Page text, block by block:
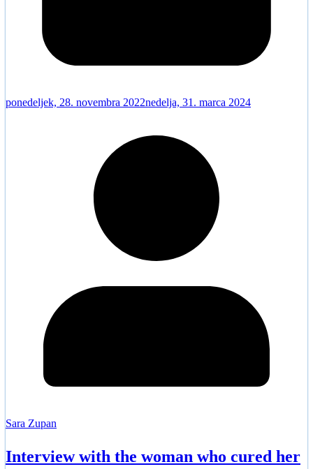
ponedeljek, 28. novembra 2022nedelja, 31. marca 2024
Sara Zupan
Interview with the woman who cured her